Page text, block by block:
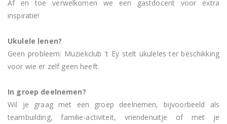
Af en toe verwelkomen we een gastdocent voor extra
inspiratie!
Ukulele lenen?
Geen probleem: Muziekclub 't Ey stelt ukuleles ter beschikking
voor wie er zelf geen heeft.
In groep deelnemen?
Wil je graag met een groep deelnemen, bijvoorbeeld als
teambuilding, familie-activiteit, vriendenuitje of met je